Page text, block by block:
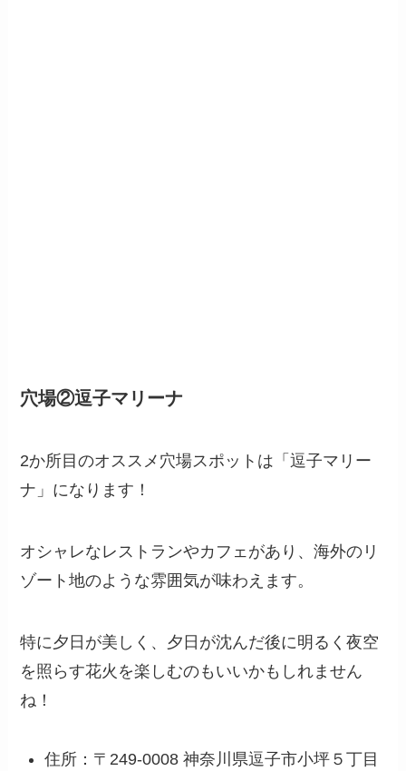
穴場②逗子マリーナ
2か所目のオススメ穴場スポットは「逗子マリー
ナ」になります！
オシャレなレストランやカフェがあり、海外のリ
ゾート地のような雰囲気が味わえます。
特に夕日が美しく、夕日が沈んだ後に明るく夜空
を照らす花火を楽しむのもいいかもしれません
ね！
住所：〒249-0008 神奈川県逗子市小坪５丁目